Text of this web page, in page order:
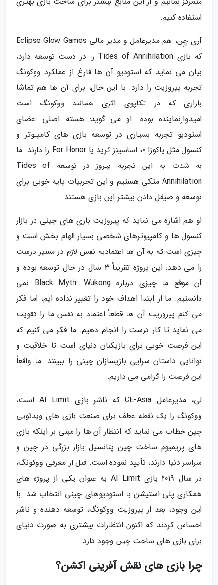
استفاده کنیم.
آری چِن، هم مدیرعامل و مدیر مالی Eclipse Glow Games
که بازی Tides of Annihilation را در دست توسعه دارد،
بیان می نماید که استودیو آن ها فارغ از عملکرد ووکونگ
تجربه پیروزیت را دارد. با این حال، برای آن ها هم تماشا
بازاری که در تکاپوی اثری همانند ووکونگ است
امیدوارنماینده بوده. او می گوید: هسته اصلی اعضای
استودیو تجربه بسیاری در توسعه بازی های کامپیوتر و
کنسول مثل یاکوزا 0، اساسینز کرید یا For Honor را دارند. ما
به شدت به این تجربه پیروز در توسعه Tides of
Annihilation متکی هستیم و این تجربیات پایه خوبی برای
توسعه و صیقل دادن بیشتر این بازی هستند.
او هم اشاره می نماید که پیروزیت بازی های چینی در بازار
کنسول ها و کامپیوترهای شخصی بسیار الهام بخش است و
چیزی است که به آن ها اعتمادبه نفس لازم در مسیر درست
را می دهد: این پروژه تقریباً 3 سال در حال توسعه بوده و
آن موقع ما چیزی درباره Black Myth: Wukong نمی
دانستیم. ما از ابتدا اهداف خود را تغییر نداده ایم، اما فکر
می کنم پیروزیت آن ها قطعاً اعتماد به نفس ما را تقویت
می نماید تا کار درست را انجام دهیم. ما فکر می کنیم که
این فرصت خوبی برای بازیکنان دنیای است تا خلاقیت و
توانایی داستان سرایی بازیسازان چینی را ببینند. ما واقعاً
این فرصت را گرامی می داریم.
لی، مدیرعامل CE-Asia که ناشر بازی AI Limit است،
ووکونگ را یک نقطه عطف برای صنعت بازی های ویدئویی
چین خطاب می نماید که انتظار آن ها را مبنی بر اینکه بازی
های پریمیوم ساخت چین پتانسیل بازار بزرگی در چین و
سراسر دنیا دارند، تأیید نموده است. قبل از معرفی ووکونگ،
در سال 2019 بازی AI Limit به عنوان یکی از پروژه های
همکاری پلی استیشن با استودیوهای چینی انتخاب شد. با
این وجود، بعد از پیروزیت ووکونگ، توسعه دهنده و ناشر
احساس کردند که اکنون انتظارات بیشتری به صورت دنیای
برای بازی های ساخت چین وجود دارد.
چرا بازی های نقش آفرینی اکشن؟